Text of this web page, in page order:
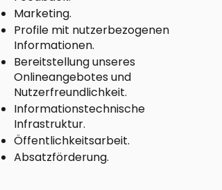
Marketing.
Profile mit nutzerbezogenen
Informationen.
Bereitstellung unseres
Onlineangebotes und
Nutzerfreundlichkeit.
Informationstechnische
Infrastruktur.
Öffentlichkeitsarbeit.
Absatzförderung.